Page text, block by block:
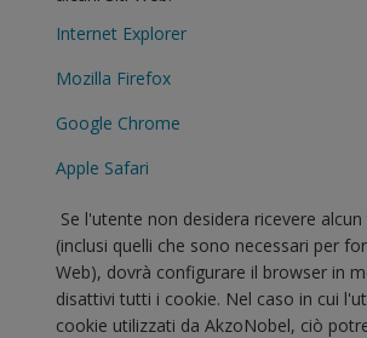
Internet Explorer
Mozilla Firefox
Google Chrome
Apple Safari
Se l'utente non desidera ricevere
(inclusi quelli che sono necessari per
Web), dovrà configurare il browser in
disattivi tutti i cookie. Nel caso in cui
cookie utilizzati da AkzoNobel, ciò